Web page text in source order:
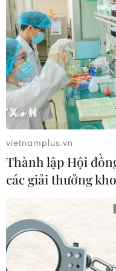
Quảng Ngãi có mưa
dông; trong mưa dông
đá và gió giật mạnh.
vietnamplus.vn
Thành lập Hội
các giải thưởng